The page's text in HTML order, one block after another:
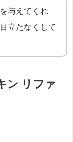
与えてくれ
立たなくして
ン リファ